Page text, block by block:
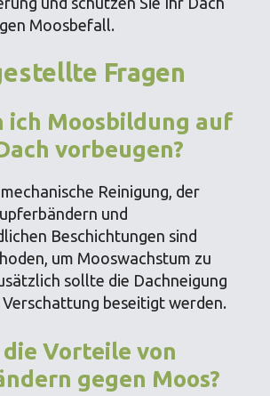
Moosbefall.
Fragen
ich Moosbildung auf
vorbeugen?
Reinigung, der
und
Beschichtungen sind
um Mooswachstum zu
sollte die Dachneigung
beseitigt werden.
die Vorteile von
gegen Moos?